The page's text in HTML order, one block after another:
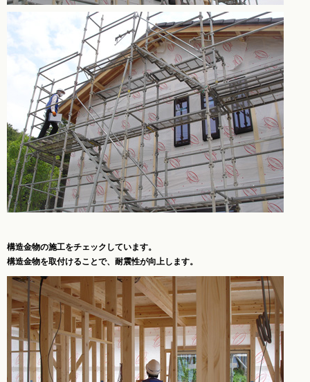
構造金物の施工をチェックしています。
構造金物を取付けることで、耐震性が向上します。